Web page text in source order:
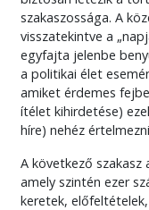
szakaszossága. A
visszatekintve a
egyfajta jelenbe
a politikai élet
amiket érdemes
ítélet kihirdetése)
híre) nehéz
A következő szakasz
amely szintén ezer
keretek,